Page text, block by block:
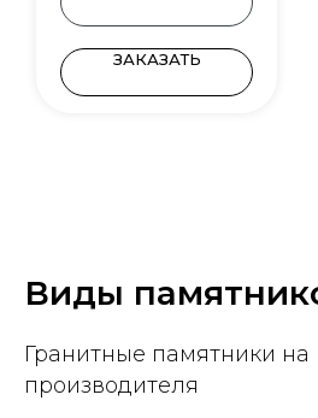
ЗАКАЗАТЬ
Виды
Гранитные памятники на
производителя